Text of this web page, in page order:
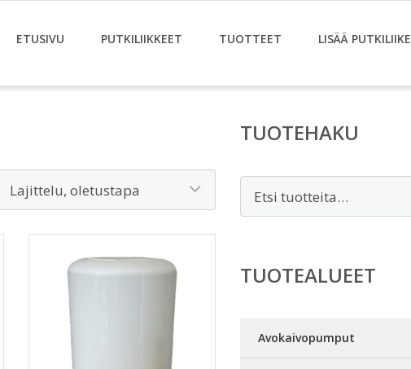
ETUSIVU PUTKILIIKKEET TUOTTEET LISÄÄ PUTKILIIKE
TUOTEHAKU
TUOTEALUEET
Avokaivopumput